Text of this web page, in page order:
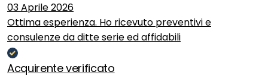
03 Aprile 2026
Ottima esperienza. Ho ricevuto preventivi e
consulenze da ditte serie ed affidabili
Acquirente verificato